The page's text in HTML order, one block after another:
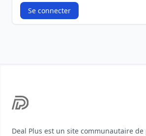
Se connecter
Deal Plus est un site communautaire